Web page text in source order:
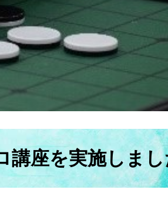
座を実施しま